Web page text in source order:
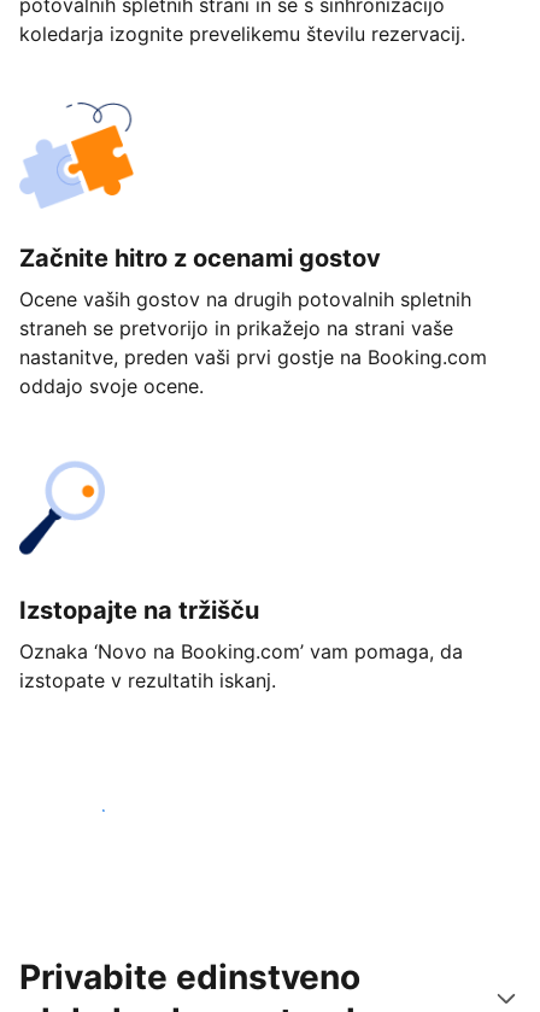
potovalnih spletnih strani in se s sinhronizacijo
koledarja izognite prevelikemu številu rezervacij.
Začnite hitro z ocenami gostov
Ocene vaših gostov na drugih potovalnih spletnih
straneh se pretvorijo in prikažejo na strani vaše
nastanitve, preden vaši prvi gostje na Booking.com
oddajo svoje ocene.
Izstopajte na tržišču
Oznaka ‘Novo na Booking.com’ vam pomaga, da
izstopate v rezultatih iskanj.
Začnite danes
Privabite edinstveno